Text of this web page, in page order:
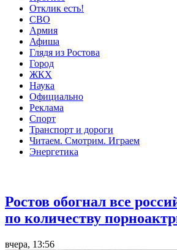
Отклик есть!
СВО
Армия
Афиша
Глядя из Ростова
Город
ЖКХ
Наука
Официально
Реклама
Спорт
Транспорт и дороги
Читаем. Смотрим. Играем
Энергетика
Ростов обогнал все
по количеству
вчера, 13:56